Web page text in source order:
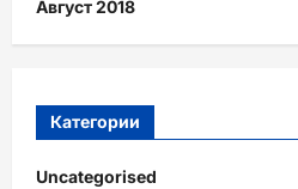
Август 2018
Категории
Uncategorised